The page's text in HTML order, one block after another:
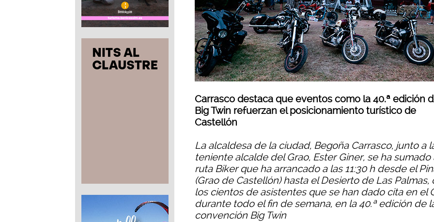
Carrasco destaca que eventos como la 40.ª edición
Big Twin refuerzan el posicionamiento turístico de
Castellón
La alcaldesa de la ciudad, Begoña Carrasco, junto a
teniente alcalde del Grao, Ester Giner, se ha sumado
ruta Biker que ha arrancado a las 11:30 h desde el
(Grao de Castellón) hasta el Desierto de Las Palmas,
los cientos de asistentes que se han dado cita en el
durante todo el fin de semana, en la 40.ª edición de
convención Big Twin